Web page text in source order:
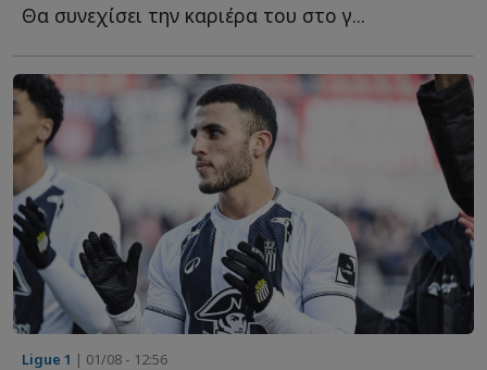
Θα συνεχίσει την καριέρα του στο γ...
Ligue 1 | 01/08 - 12:56